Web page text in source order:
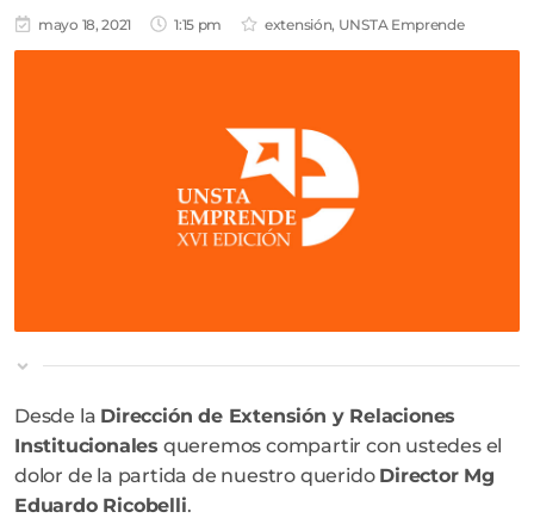
mayo 18, 2021 1:15 pm extensión, UNSTA Emprende
Desde la Dirección de Extensión y Relaciones
Institucionales queremos compartir con ustedes el
dolor de la partida de nuestro querido Director Mg
Eduardo Ricobelli.